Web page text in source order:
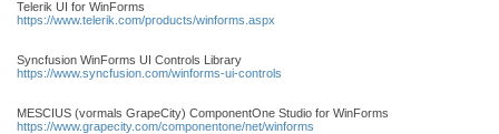
Telerik UI for WinForms
https://www.telerik.com/products/winforms.aspx
Syncfusion WinForms UI Controls Library
https://www.syncfusion.com/winforms-ui-controls
MESCIUS (vormals GrapeCity) ComponentOne Studio for WinForms
https://www.grapecity.com/componentone/net/winforms